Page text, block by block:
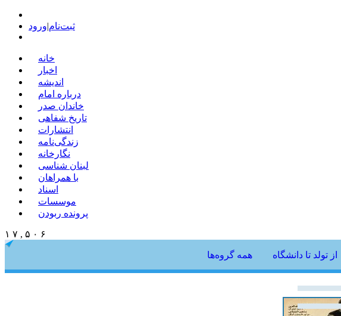
ثبت‌نام|ورود
خانه
اخبار
اندیشه
درباره امام
خاندان صدر
تاریخ شفاهی
انتشارات
زندگی‌نامه
نگارخانه
لبنان شناسی
با همراهان
اسناد
موسسات
پرونده ربودن
۱ ۷ , ۵ ۰ ۶
همه گروه‌ها از تولد تا دانشگاه